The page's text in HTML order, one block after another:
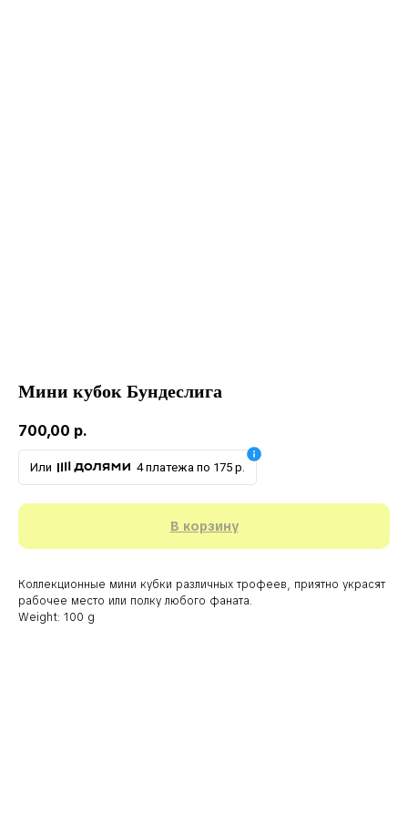
Мини кубок Бундеслига
700,00 р.
Или 4 платежа по 175 р.
В корзину
Коллекционные мини кубки различных трофеев, приятно украсят
рабочее место или полку любого фаната.
Weight: 100 g